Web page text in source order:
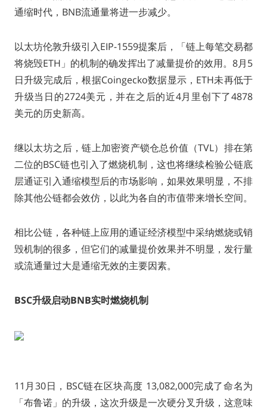
通缩时代，BNB流通量将进一步减少。
以太坊伦敦升级引入EIP-1559提案后，「链上每笔交易都
将烧毁ETH」的机制的确发挥出了减量提价的效用。8月5
日升级完成后，根据Coingecko数据显示，ETH未再低于
升级当日的2724美元，并在之后的近4月里创下了4878
美元的历史新高。
继以太坊之后，链上加密资产锁仓总价值（TVL）排在第
二位的BSC链也引入了燃烧机制，这也将继续检验公链底
层通证引入通缩模型后的市场影响，如果效果明显，不排
除其他公链都会效仿，以此为各自的市值带来增长空间。
相比公链，各种链上应用的通证经济模型中采纳燃烧或销
毁机制的很多，但它们的减量提价效果并不明显，发行量
或流通量过大是通缩无效的主要因素。
BSC升级启动BNB实时燃烧机制
11月30日，BSC链在区块高度 13,082,000完成了命名为
「布鲁诺」的升级，这次升级是一次硬分叉升级，这意味